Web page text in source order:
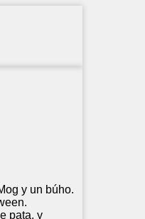
y un búho.
pata, y